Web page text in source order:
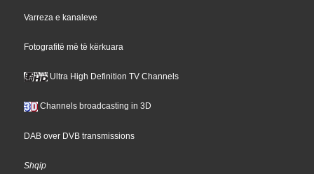
Varreza e kanaleve
Fotografitë më të kërkuara
Ultra High Definition TV Channels
Channels broadcasting in 3D
DAB over DVB transmissions
Shqip